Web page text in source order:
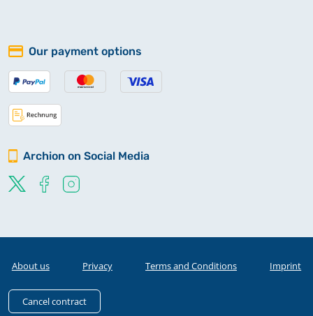
Our payment options
Archion on Social Media
About us Privacy Terms and Conditions Imprint
Cancel contract